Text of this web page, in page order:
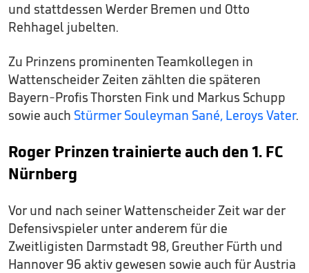
und stattdessen Werder Bremen und Otto
Rehhagel jubelten.
Zu Prinzens prominenten Teamkollegen in
Wattenscheider Zeiten zählten die späteren
Bayern-Profis Thorsten Fink und Markus Schupp
sowie auch Stürmer Souleyman Sané, Leroys Vater.
Roger Prinzen trainierte auch den 1. FC
Nürnberg
Vor und nach seiner Wattenscheider Zeit war der
Defensivspieler unter anderem für die
Zweitligisten Darmstadt 98, Greuther Fürth und
Hannover 96 aktiv gewesen sowie auch für Austria